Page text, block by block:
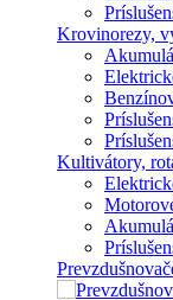
Krovinorezy,
Kultivátory,